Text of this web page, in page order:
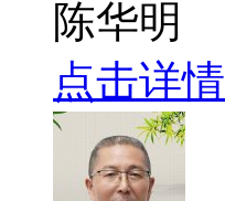
陈华明
点击详情